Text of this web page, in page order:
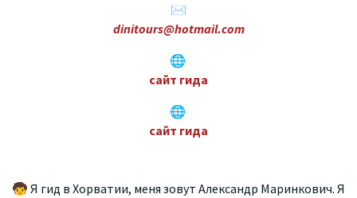
✉️
dinitours@hotmail.com
🌐
сайт гида
🌐
сайт гида
🧒 Я гид в Хорватии, меня зовут Александр Маринкович. Я